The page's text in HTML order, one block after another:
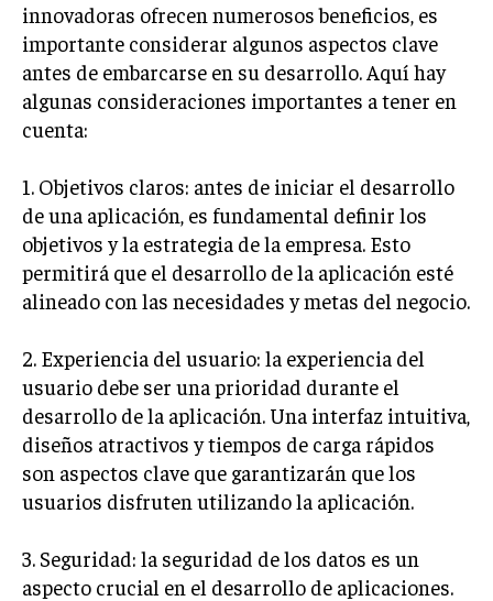
FRANQUICIAS
MARKETING DE INFLUENCERS
E-COMMERCE Y COMERCIO ELECTRÓNICO
ESTRATEGIAS DE PRICING Y GESTIÓN DE
PRECIOS
GESTIÓN DE CRISIS EMPRESARIALES
EMPRESAS Y STARTUPS TECNOLÓGICAS
MÁS
PROYECTOS
GESTIÓN DE PROYECTOS
GESTIÓN DE OPERACIONES Y CADENA DE
SUMINISTRO
CALIDAD Y MEJORA CONTINUA
innovadoras ofrecen numerosos beneficios, es
importante considerar algunos aspectos clave
antes de embarcarse en su desarrollo. Aquí hay
algunas consideraciones importantes a tener en
cuenta:
1. Objetivos claros: antes de iniciar el desarrollo
de una aplicación, es fundamental definir los
objetivos y la estrategia de la empresa. Esto
permitirá que el desarrollo de la aplicación esté
alineado con las necesidades y metas del negocio.
2. Experiencia del usuario: la experiencia del
usuario debe ser una prioridad durante el
desarrollo de la aplicación. Una interfaz intuitiva,
diseños atractivos y tiempos de carga rápidos
son aspectos clave que garantizarán que los
usuarios disfruten utilizando la aplicación.
3. Seguridad: la seguridad de los datos es un
aspecto crucial en el desarrollo de aplicaciones.